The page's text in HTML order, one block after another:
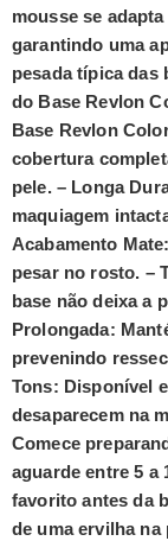
mousse se
garantindo uma
pesada típica
do Base Revlon
Base Revlon
cobertura
pele. – Longa
maquiagem
Acabamento Mate:
pesar no rosto. –
base não deixa a
Prolongada:
prevenindo
Tons: Disponível
desaparecem na
Comece
aguarde entre 5 a
favorito antes da
de uma ervilha na